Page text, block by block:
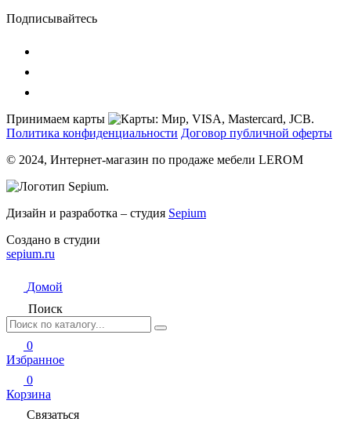
Подписывайтесь
Принимаем карты
Политика конфиденциальности Договор публичной оферты
© 2024, Интернет-магазин по продаже мебели LEROM
Дизайн и разработка – студия Sepium
Создано в студии
sepium.ru
Домой
Поиск
0
Избранное
0
Корзина
Связаться